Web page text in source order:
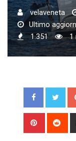
velaveneta
Ultimo
1.351
1
Pinterest